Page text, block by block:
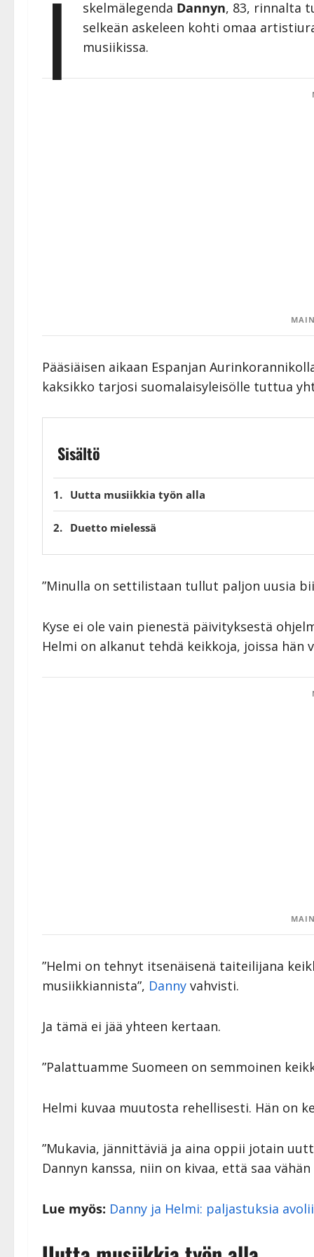
I skelmälegenda Dannyn, 83, rinnalta
selkeän askeleen kohti omaa
musiikissa.
Pääsiäisen aikaan Espanjan
kaksikko tarjosi suomalaisyleisölle tuttua
Sisältö
Uutta musiikkia työn alla
Duetto mielessä
”Minulla on settilistaan tullut paljon uusia
Kyse ei ole vain pienestä päivityksestä
Helmi on alkanut tehdä keikkoja, joissa hän
”Helmi on tehnyt itsenäisenä taiteilijana
musiikkiannista”, Danny vahvisti.
Ja tämä ei jää yhteen kertaan.
”Palattuamme Suomeen on semmoinen
Helmi kuvaa muutosta rehellisesti. Hän on
”Mukavia, jännittäviä ja aina oppii jotain
Dannyn kanssa, niin on kivaa, että saa
Lue myös: Danny ja Helmi: paljastuksia